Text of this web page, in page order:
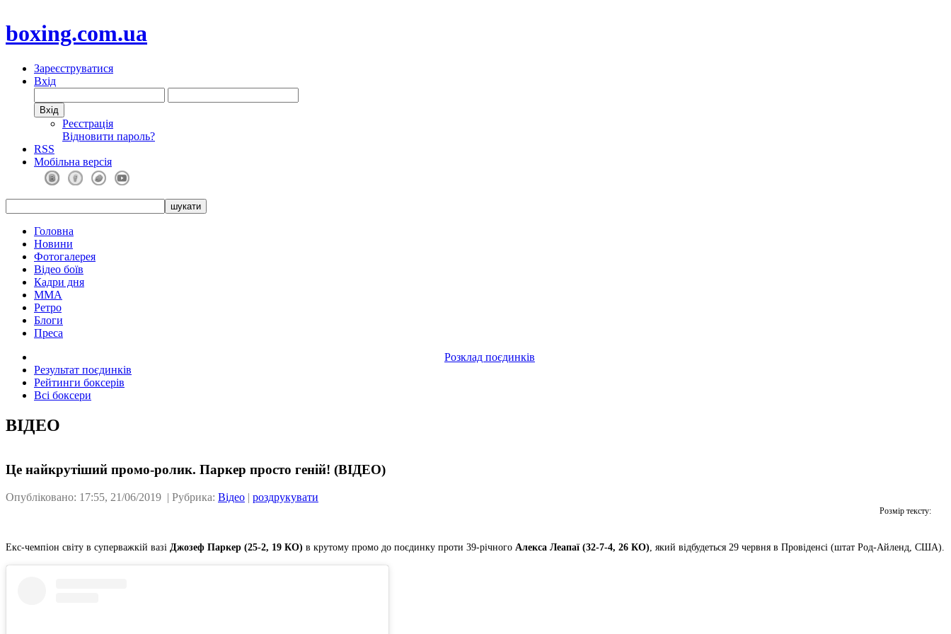
boxing.com.ua
Зареєструватися
Вхід
Реєстрація
Відновити пароль?
RSS
Мобільна версія
Головна
Новини
Фотогалерея
Відео боїв
Кадри дня
ММА
Ретро
Блоги
Преса
Розклад поєдинків
Результат поєдинків
Рейтинги боксерів
Всі боксери
ВІДЕО
Це найкрутіший промо-ролик. Паркер просто геній! (ВІДЕО)
Опубліковано: 17:55, 21/06/2019 | Рубрика: Відео | роздрукувати
Розмір тексту:
Екс-чемпіон світу в суперважкій вазі Джозеф Паркер (25-2, 19 КО) в крутому промо до поєдинку проти 39-річного Алекса Леапаї (32-7-4, 26 КО) , який відбудеться 29 червня в Провіденсі (штат Род-Айленд, США).